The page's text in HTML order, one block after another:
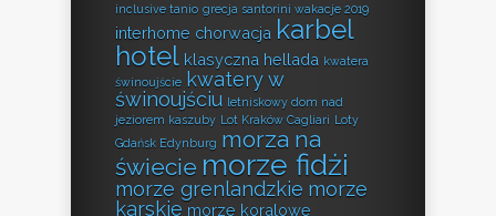
inclusive tanio grecja santorini wakacje 2019
interhome chorwacja karbel
hotel klasyczna hellada kwatera
świnoujście kwatery w
świnoujściu letniskowy dom nad
jeziorem kaszuby
Lot Kraków Cagliari
Loty
Gdańsk Edynburg morza na
świecie morze fidżi
morze grenlandzkie morze
karskie morze koralowe